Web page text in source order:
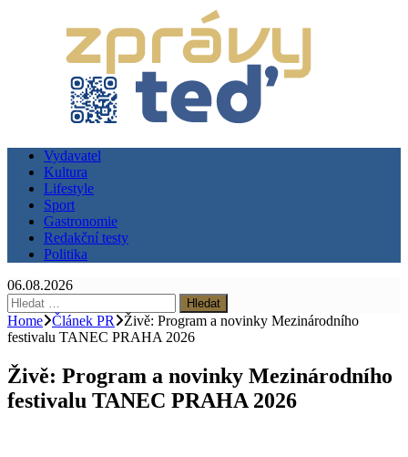
Vydavatel
Kultura
Lifestyle
Sport
Gastronomie
Redakční testy
Politika
06.08.2026
Vyhledávání
Home Článek PR
Živě: Program a novinky Mezinárodního
festivalu TANEC PRAHA 2026
Živě: Program a novinky Mezinárodního
festivalu TANEC PRAHA 2026